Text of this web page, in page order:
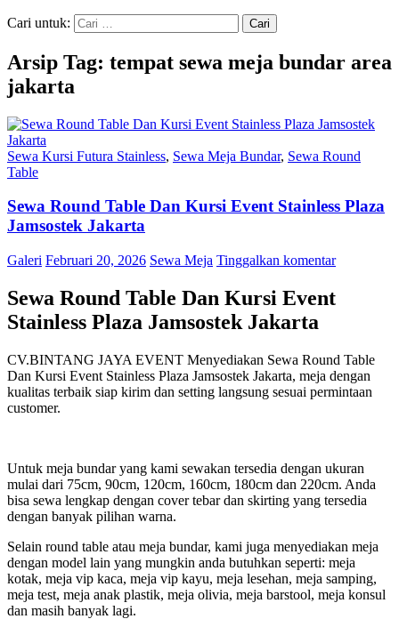
Cari untuk:
Arsip Tag: tempat sewa meja bundar area
jakarta
Sewa Kursi Futura Stainless, Sewa Meja Bundar, Sewa Round
Table
Sewa Round Table Dan Kursi Event Stainless Plaza
Jamsostek Jakarta
Galeri Februari 20, 2026 Sewa Meja Tinggalkan komentar
Sewa Round Table Dan Kursi Event
Stainless Plaza Jamsostek Jakarta
CV.BINTANG JAYA EVENT Menyediakan Sewa Round Table
Dan Kursi Event Stainless Plaza Jamsostek Jakarta, meja dengan
kualitas terbaik siap kirim dan setting langsung sesuai permintaan
customer.
Untuk meja bundar yang kami sewakan tersedia dengan ukuran
mulai dari 75cm, 90cm, 120cm, 160cm, 180cm dan 220cm. Anda
bisa sewa lengkap dengan cover tebar dan skirting yang tersedia
dengan banyak pilihan warna.
Selain round table atau meja bundar, kami juga menyediakan meja
dengan model lain yang mungkin anda butuhkan seperti: meja
kotak, meja vip kaca, meja vip kayu, meja lesehan, meja samping,
meja test, meja anak plastik, meja olivia, meja barstool, meja konsul
dan masih banyak lagi.